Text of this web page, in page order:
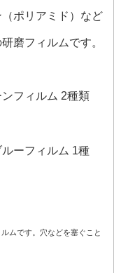
ポリアミド）など
磨フィルムです。
フィルム 2種類
ーフィルム 1種
ムです。穴などを塞ぐこと